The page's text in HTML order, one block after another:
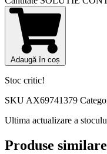
Adaugă în coș
Stoc critic!
SKU AX69741379
Ultima actualizare a
Produse similare